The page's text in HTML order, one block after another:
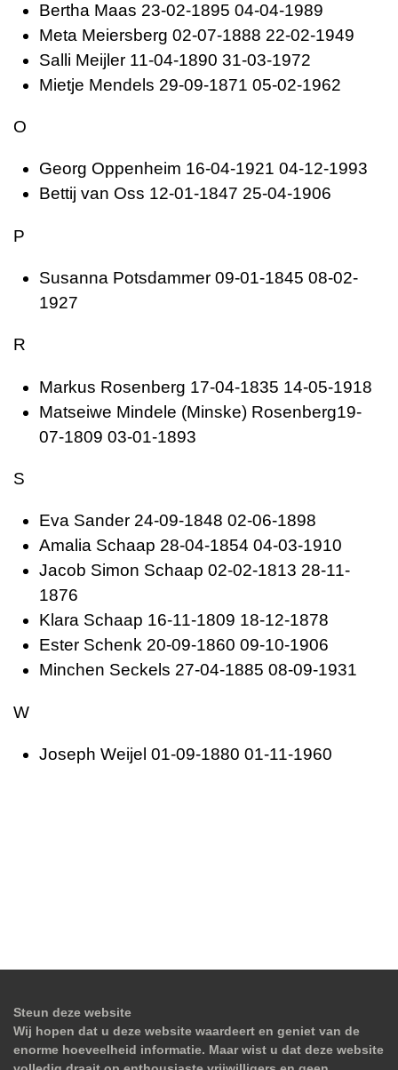
Bertha Maas 23-02-1895 04-04-1989
Meta Meiersberg 02-07-1888 22-02-1949
Salli Meijler 11-04-1890 31-03-1972
Mietje Mendels 29-09-1871 05-02-1962
O
Georg Oppenheim 16-04-1921 04-12-1993
Bettij van Oss 12-01-1847 25-04-1906
P
Susanna Potsdammer 09-01-1845 08-02-
1927
R
Markus Rosenberg 17-04-1835 14-05-1918
Matseiwe Mindele (Minske) Rosenberg19-
07-1809 03-01-1893
S
Eva Sander 24-09-1848 02-06-1898
Amalia Schaap 28-04-1854 04-03-1910
Jacob Simon Schaap 02-02-1813 28-11-
1876
Klara Schaap 16-11-1809 18-12-1878
Ester Schenk 20-09-1860 09-10-1906
Minchen Seckels 27-04-1885 08-09-1931
W
Joseph Weijel 01-09-1880 01-11-1960
Steun deze website
Wij hopen dat u deze website waardeert en geniet van de
enorme hoeveelheid informatie. Maar wist u dat deze website